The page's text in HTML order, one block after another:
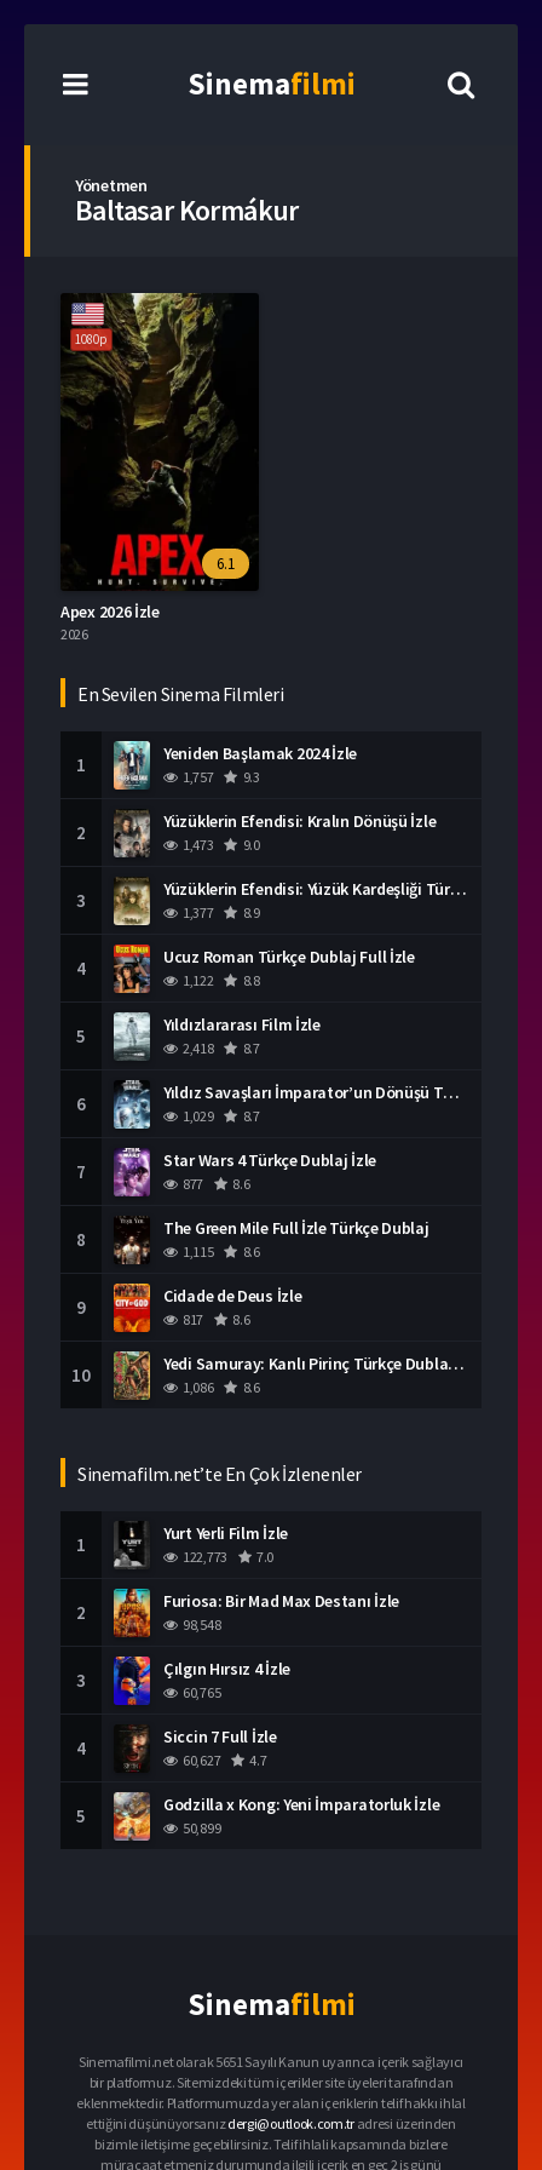
Sinemafilmi
Yönetmen
Baltasar Kormákur
1080p
6.1
Apex 2026 İzle
2026
En Sevilen Sinema Filmleri
1 Yeniden Başlamak 2024 İzle
1,757 9.3
2 Yüzüklerin Efendisi: Kralın Dönüşü İzle
1,473 9.0
3 Yüzüklerin Efendisi: Yüzük Kardeşliği Türkçe Dublaj İzle
1,377 8.9
4 Ucuz Roman Türkçe Dublaj Full İzle
1,122 8.8
5 Yıldızlararası Film İzle
2,418 8.7
6 Yıldız Savaşları İmparator’un Dönüşü Türkçe Dublaj İzle
1,029 8.7
7 Star Wars 4 Türkçe Dublaj İzle
877 8.6
8 The Green Mile Full İzle Türkçe Dublaj
1,115 8.6
9 Cidade de Deus İzle
817 8.6
10 Yedi Samuray: Kanlı Pirinç Türkçe Dublaj İzle
1,086 8.6
Sinemafilm.net’te En Çok İzlenenler
1 Yurt Yerli Film İzle
122,773 7.0
2 Furiosa: Bir Mad Max Destanı İzle
98,548
3 Çılgın Hırsız 4 İzle
60,765
4 Siccin 7 Full İzle
60,627 4.7
5 Godzilla x Kong: Yeni İmparatorluk İzle
50,899
Sinemafilmi
Sinemafilmi.net olarak 5651 Sayılı Kanun uyarınca içerik sağlayıcı
bir platformuz. Sitemizdeki tüm içerikler site üyeleri tarafından
eklenmektedir. Platformumuzda yer alan içeriklerin telif hakkı ihlal
ettiğini düşünüyorsanızdergi@outlook.com.tr adresi üzerinden
bizimle iletişime geçebilirsiniz. Telif ihlali kapsamında bizlere
müracaat etmeniz durumunda ilgili içerik en geç 2 iş günü